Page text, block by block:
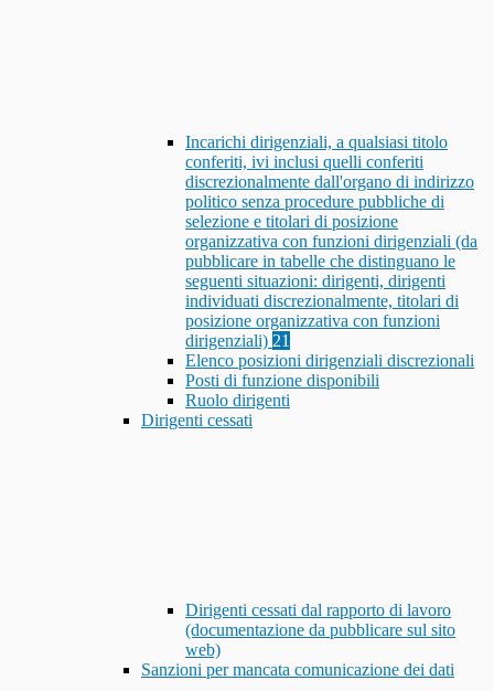
Incarichi dirigenziali, a qualsiasi titolo
conferiti, ivi inclusi quelli conferiti
discrezionalmente dall'organo di indirizzo
politico senza procedure pubbliche di
selezione e titolari di posizione
organizzativa con funzioni dirigenziali (da
pubblicare in tabelle che distinguano le
seguenti situazioni: dirigenti, dirigenti
individuati discrezionalmente, titolari di
posizione organizzativa con funzioni
dirigenziali) 21
Elenco posizioni dirigenziali discrezionali
Posti di funzione disponibili
Ruolo dirigenti
Dirigenti cessati
Dirigenti cessati dal rapporto di lavoro
(documentazione da pubblicare sul sito
web)
Sanzioni per mancata comunicazione dei dati